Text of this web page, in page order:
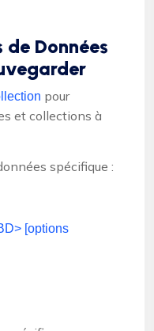
de Données
pour
et collections à
spécifique :
[options